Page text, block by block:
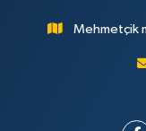
Mehmetçik